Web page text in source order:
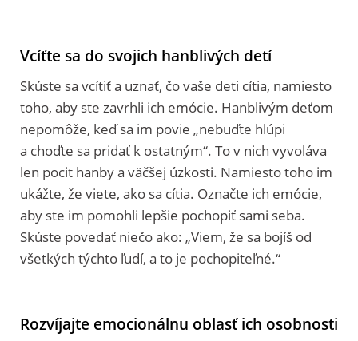
Vcíťte sa do svojich hanblivých detí
Skúste sa vcítiť a uznať, čo vaše deti cítia, namiesto
toho, aby ste zavrhli ich emócie. Hanblivým deťom
nepomôže, keď sa im povie „nebuďte hlúpi
a choďte sa pridať k ostatným“. To v nich vyvoláva
len pocit hanby a väčšej úzkosti. Namiesto toho im
ukážte, že viete, ako sa cítia. Označte ich emócie,
aby ste im pomohli lepšie pochopiť sami seba.
Skúste povedať niečo ako: „Viem, že sa bojíš od
všetkých týchto ľudí, a to je pochopiteľné.“
Rozvíjajte emocionálnu oblasť ich osobnosti